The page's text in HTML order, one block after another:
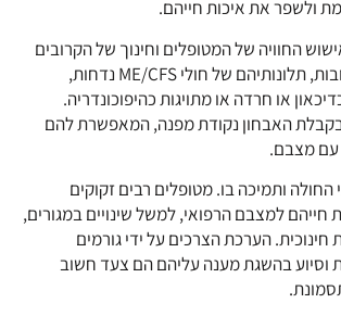
ולשפר את איכות חייהם.
החוויה של המטופלים וחינוך של הקרובים
אליהם. לעיתים קרובות, תלונותיהם של חולי ME/CFS נדחות,
או חרדה או מתויגות כהיפוכונדריה.
בקבלת האבחון נקודת מפנה, המאפשרת להם
עם מצבם.
ותמיכה בו. מטופלים רבים זקוקים
למצבם הרפואי, למשל שינויים במגורים,
הערכת הצרכים על ידי גורמים
וסיוע בהשגת מענה עליהם הם צעד חשוב